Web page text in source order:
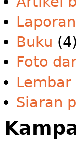
Buku (4)
Foto
Siaran